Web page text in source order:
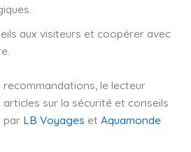
aux visiteurs et coopérer avec
le lecteur
sur la sécurité et conseils
par LB Voyages et Aquamonde